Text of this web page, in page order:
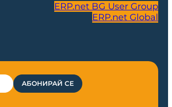
ERP.net BG User Group
ERP.net Global